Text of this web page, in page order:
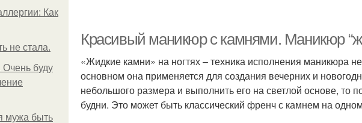
Как
не стала.
буду
мужа быть
Красивый маникюр с камнями. Маникюр
«Жидкие камни» на ногтях – техника исполнения маникюра
основном она применяется для создания вечерних и
небольшого размера и выполнить его на светлой основе, то
будни. Это может быть классический френч с камнем на